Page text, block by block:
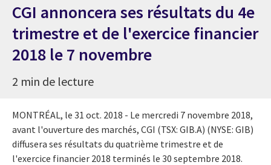
CGI annoncera ses résultats du 4e
trimestre et de l'exercice financier
2018 le 7 novembre
2 min de lecture
MONTRÉAL, le 31 oct. 2018 - Le mercredi 7 novembre 2018,
avant l'ouverture des marchés, CGI (TSX: GIB.A) (NYSE: GIB)
diffusera ses résultats du quatrième trimestre et de
l'exercice financier 2018 terminés le 30 septembre 2018.